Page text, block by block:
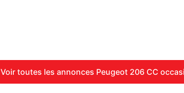
Voir toutes les annonces Peugeot 206 CC